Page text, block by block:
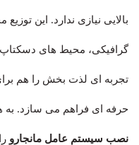
بالایی نیازی ندارد. این
گرافیکی، محیط های دسکتاپ
تجربه ای لذت بخش را هم برای
حرفه ای فراهم می سازد. به
نصب سیستم عامل مانجارو